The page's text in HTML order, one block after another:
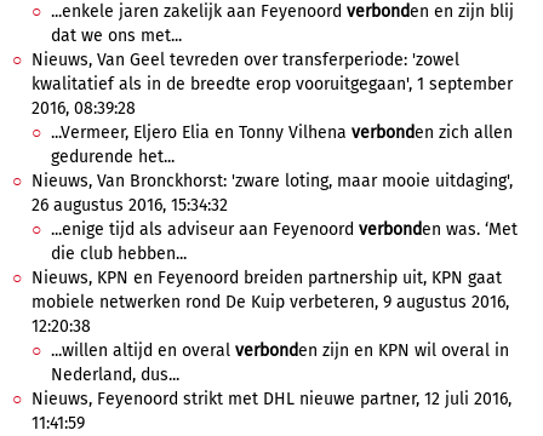
...enkele jaren zakelijk aan Feyenoord verbonden en zijn blij
dat we ons met...
Nieuws, Van Geel tevreden over transferperiode: 'zowel
kwalitatief als in de breedte erop vooruitgegaan', 1 september
2016, 08:39:28
...Vermeer, Eljero Elia en Tonny Vilhena verbonden zich allen
gedurende het...
Nieuws, Van Bronckhorst: 'zware loting, maar mooie uitdaging',
26 augustus 2016, 15:34:32
...enige tijd als adviseur aan Feyenoord verbonden was. ‘Met
die club hebben...
Nieuws, KPN en Feyenoord breiden partnership uit, KPN gaat
mobiele netwerken rond De Kuip verbeteren, 9 augustus 2016,
12:20:38
...willen altijd en overal verbonden zijn en KPN wil overal in
Nederland, dus...
Nieuws, Feyenoord strikt met DHL nieuwe partner, 12 juli 2016,
11:41:59